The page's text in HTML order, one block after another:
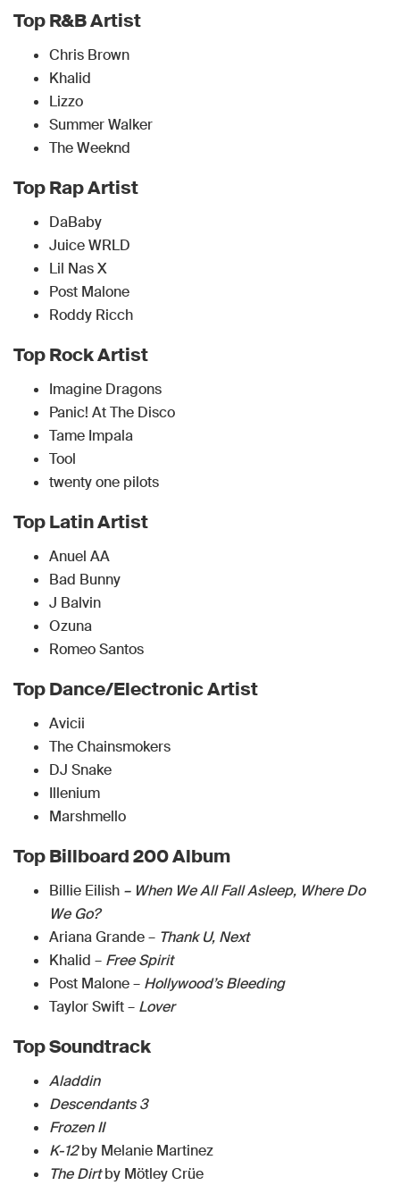
Top R&B Artist
Chris Brown
Khalid
Lizzo
Summer Walker
The Weeknd
Top Rap Artist
DaBaby
Juice WRLD
Lil Nas X
Post Malone
Roddy Ricch
Top Rock Artist
Imagine Dragons
Panic! At The Disco
Tame Impala
Tool
twenty one pilots
Top Latin Artist
Anuel AA
Bad Bunny
J Balvin
Ozuna
Romeo Santos
Top Dance/Electronic Artist
Avicii
The Chainsmokers
DJ Snake
Illenium
Marshmello
Top Billboard 200 Album
Billie Eilish – When We All Fall Asleep, Where Do
We Go?
Ariana Grande – Thank U, Next
Khalid – Free Spirit
Post Malone – Hollywood’s Bleeding
Taylor Swift – Lover
Top Soundtrack
Aladdin
Descendants 3
Frozen II
K-12by Melanie Martinez
The Dirtby Mötley Crüe